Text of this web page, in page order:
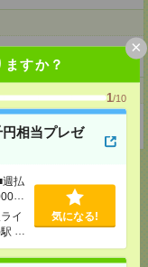
すか？
1/10
相当プレゼ
払
円
イ
/
気になる!
×